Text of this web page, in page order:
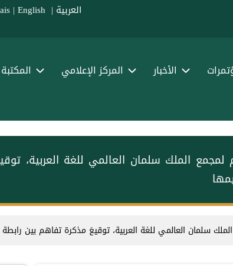
العربية |
Français
| English
الأخبار المركز الإعلامي المكتبة
الملك سلمان العالمي للغة العربية،
سلمان العالمي للغة العربية، توقيعَ مذكرة تفاهم بين ⁧‫رابطة